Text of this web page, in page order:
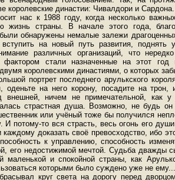
королевские династии: Чивалдори и Сардона.
нас к 1988 году, когда несколько
жизнь страны. В начале этого года,
обнаружены немалые залежи
на новый путь развития, поднять
различных организаций, что
фактором стали назначенные на этот
королевскими династиями, о которых
портрет последнего арулькского
оденьте на него корону, посадите на
внешней, ничем не примечательной, как у
страстная душа. Возможно, не будь
или учёный тоже бы получился
И потому-то вся страсть, весь огонь его
доказать своё превосходство, ибо
к управлению, способность
его недостижимой мечтой. Судьба дважды
маленькой и спокойной страны, как
которыми было суждено уже не ему...
круг света на дорогу перед